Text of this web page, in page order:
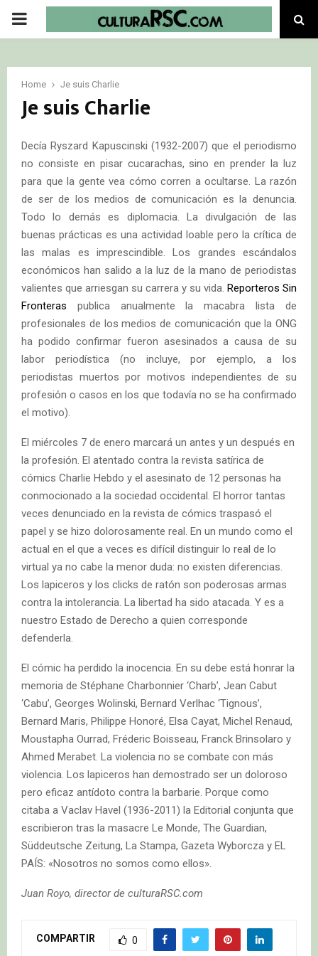
PRIMARY
Home Je suis Charlie
Je suis Charlie
Decía Ryszard Kapuscinski (1932-2007) que el periodismo
no consiste en pisar cucarachas, sino en prender la luz
para que la gente vea cómo corren a ocultarse. La razón
de ser de los medios de comunicación es la denuncia.
Todo lo demás es diplomacia. La divulgación de las
buenas prácticas es una actividad loable pero la crítica de
las malas es imprescindible. Los grandes escándalos
económicos han salido a la luz de la mano de periodistas
valientes que arriesgan su carrera y su vida. Reporteros Sin
Fronteras publica anualmente la macabra lista de
profesionales de los medios de comunicación que la ONG
ha podido confirmar fueron asesinados a causa de su
labor periodística (no incluye, por ejemplo, a los
periodistas muertos por motivos independientes de su
profesión o casos en los que todavía no se ha confirmado
el motivo).
El miércoles 7 de enero marcará un antes y un después en
la profesión. El atentado contra la revista satírica de
cómics Charlie Hebdo y el asesinato de 12 personas ha
conmocionado a la sociedad occidental. El horror tantas
veces denunciado en la revista de cómics traspasó el
papel y se hizo dolorosamente real. En un mundo como el
actual en el que a veces es difícil distinguir lo real de lo
virtual ya no cabe la menor duda: no existen diferencias.
Los lapiceros y los clicks de ratón son poderosas armas
contra la intolerancia. La libertad ha sido atacada. Y es a
nuestro Estado de Derecho a quien corresponde
defenderla.
El cómic ha perdido la inocencia. En su debe está honrar la
memoria de Stéphane Charbonnier ‘Charb’, Jean Cabut
‘Cabu’, Georges Wolinski, Bernard Verlhac ‘Tignous’,
Bernard Maris, Philippe Honoré, Elsa Cayat, Michel Renaud,
Moustapha Ourrad, Fréderic Boisseau, Franck Brinsolaro y
Ahmed Merabet. La violencia no se combate con más
violencia. Los lapiceros han demostrado ser un doloroso
pero eficaz antídoto contra la barbarie. Porque como
citaba a Vaclav Havel (1936-2011) la Editorial conjunta que
escribieron tras la masacre Le Monde, The Guardian,
Süddeutsche Zeitung, La Stampa, Gazeta Wyborcza y EL
PAÍS: «Nosotros no somos como ellos».
Juan Royo, director de culturaRSC.com
COMPARTIR 0